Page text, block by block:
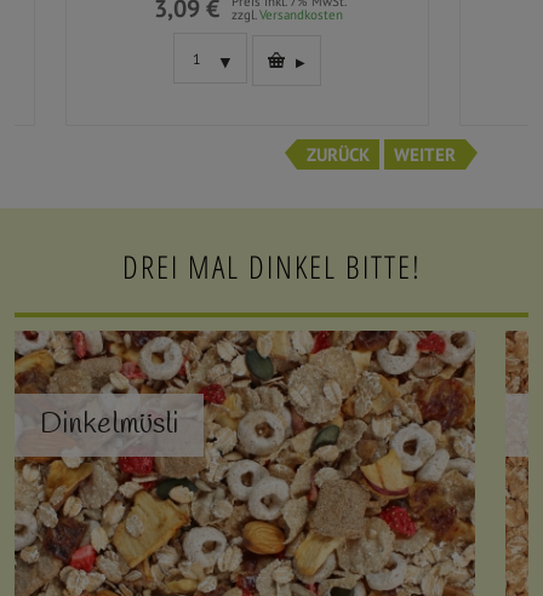
3,09 € zzgl.Versandkosten
ZURÜCK WEITER
DREI MAL DINKEL BITTE!
Dinkelmüsli